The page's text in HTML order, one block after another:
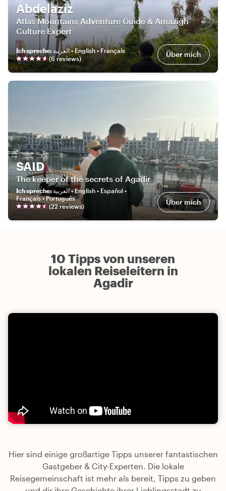
Abdelaziz
Atlas Mountains Adventure Guide & Amazigh
Culture Expert
Ich spreche:
العربية • English • Français
(6reviews) Über mich
SAID
The keeper of the secrets of Agadir
Ich spreche:العربية • English • Español •
Français • Português
(22reviews) Über mich
10 Tipps von unseren
lokalen Reiseleitern in
Agadir
Hier sind einige großartige Tipps unserer fantastischen
Gastgeber & City-Experten. Die lokale
Reisegemeinschaft ist mehr als bereit, Tipps zu geben